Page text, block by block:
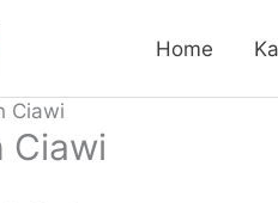
Home
Ciawi
Ciawi